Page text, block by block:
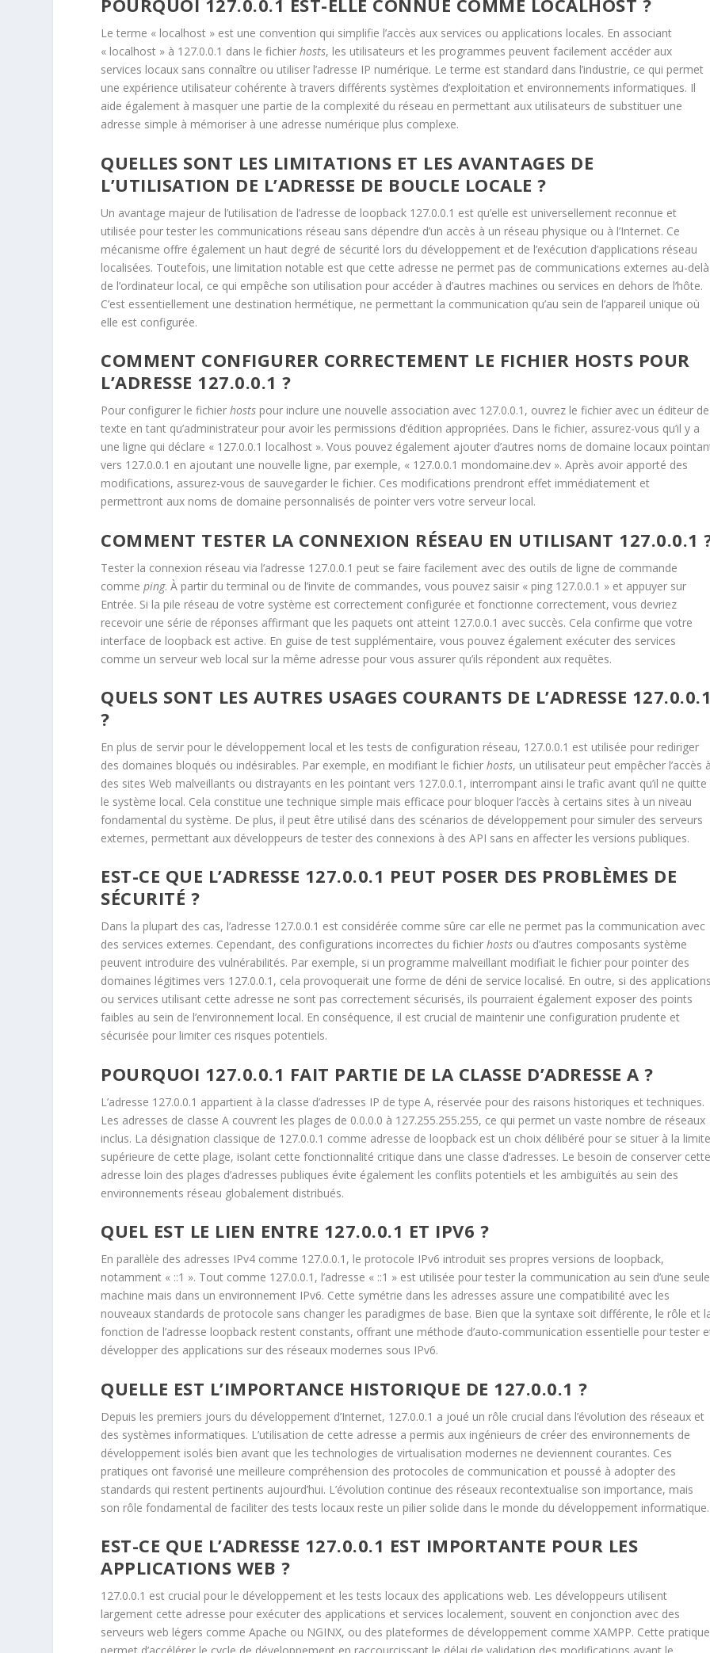
POURQUOI 127.0.0.1 EST-ELLE CONNUE COMME LOCALHOST ?
Le terme « localhost » est une convention qui simplifie l’accès aux services ou applications locales. En associant
« localhost » à 127.0.0.1 dans le fichierhosts, les utilisateurs et les programmes peuvent facilement accéder aux
services locaux sans connaître ou utiliser l’adresse IP numérique. Le terme est standard dans l’industrie, ce qui permet
une expérience utilisateur cohérente à travers différents systèmes d’exploitation et environnements informatiques. Il
aide également à masquer une partie de la complexité du réseau en permettant aux utilisateurs de substituer une
adresse simple à mémoriser à une adresse numérique plus complexe.
QUELLES SONT LES LIMITATIONS ET LES AVANTAGES DE
L’UTILISATION DE L’ADRESSE DE BOUCLE LOCALE ?
Un avantage majeur de l’utilisation de l’adresse de loopback 127.0.0.1 est qu’elle est universellement reconnue et
utilisée pour tester les communications réseau sans dépendre d’un accès à un réseau physique ou à l’Internet. Ce
mécanisme offre également un haut degré de sécurité lors du développement et de l’exécution d’applications réseau
localisées. Toutefois, une limitation notable est que cette adresse ne permet pas de communications externes au-delà
de l’ordinateur local, ce qui empêche son utilisation pour accéder à d’autres machines ou services en dehors de l’hôte.
C’est essentiellement une destination hermétique, ne permettant la communication qu’au sein de l’appareil unique où
elle est configurée.
COMMENT CONFIGURER CORRECTEMENT LE FICHIER HOSTS POUR
L’ADRESSE 127.0.0.1 ?
Pour configurer le fichierhosts pour inclure une nouvelle association avec 127.0.0.1, ouvrez le fichier avec un éditeur de
texte en tant qu’administrateur pour avoir les permissions d’édition appropriées. Dans le fichier, assurez-vous qu’il y a
une ligne qui déclare « 127.0.0.1 localhost ». Vous pouvez également ajouter d’autres noms de domaine locaux
vers 127.0.0.1 en ajoutant une nouvelle ligne, par exemple, « 127.0.0.1 mondomaine.dev ». Après avoir apporté des
modifications, assurez-vous de sauvegarder le fichier. Ces modifications prendront effet immédiatement et
permettront aux noms de domaine personnalisés de pointer vers votre serveur local.
COMMENT TESTER LA CONNEXION RÉSEAU EN UTILISANT 127.0.0.1
Tester la connexion réseau via l’adresse 127.0.0.1 peut se faire facilement avec des outils de ligne de commande
commeping. À partir du terminal ou de l’invite de commandes, vous pouvez saisir « ping 127.0.0.1 » et appuyer sur
Entrée. Si la pile réseau de votre système est correctement configurée et fonctionne correctement, vous devriez
recevoir une série de réponses affirmant que les paquets ont atteint 127.0.0.1 avec succès. Cela confirme que votre
interface de loopback est active. En guise de test supplémentaire, vous pouvez également exécuter des services
comme un serveur web local sur la même adresse pour vous assurer qu’ils répondent aux requêtes.
QUELS SONT LES AUTRES USAGES COURANTS DE L’ADRESSE
?
En plus de servir pour le développement local et les tests de configuration réseau, 127.0.0.1 est utilisée pour rediriger
des domaines bloqués ou indésirables. Par exemple, en modifiant le fichierhosts, un utilisateur peut empêcher l’accès
des sites Web malveillants ou distrayants en les pointant vers 127.0.0.1, interrompant ainsi le trafic avant qu’il ne quitte
le système local. Cela constitue une technique simple mais efficace pour bloquer l’accès à certains sites à un niveau
fondamental du système. De plus, il peut être utilisé dans des scénarios de développement pour simuler des serveurs
externes, permettant aux développeurs de tester des connexions à des API sans en affecter les versions publiques.
EST-CE QUE L’ADRESSE 127.0.0.1 PEUT POSER DES PROBLÈMES DE
SÉCURITÉ ?
Dans la plupart des cas, l’adresse 127.0.0.1 est considérée comme sûre car elle ne permet pas la communication avec
des services externes. Cependant, des configurations incorrectes du fichierhosts ou d’autres composants système
peuvent introduire des vulnérabilités. Par exemple, si un programme malveillant modifiait le fichier pour pointer des
domaines légitimes vers 127.0.0.1, cela provoquerait une forme de déni de service localisé. En outre, si des
ou services utilisant cette adresse ne sont pas correctement sécurisés, ils pourraient également exposer des points
faibles au sein de l’environnement local. En conséquence, il est crucial de maintenir une configuration prudente et
sécurisée pour limiter ces risques potentiels.
POURQUOI 127.0.0.1 FAIT PARTIE DE LA CLASSE D’ADRESSE A ?
L’adresse 127.0.0.1 appartient à la classe d’adresses IP de type A, réservée pour des raisons historiques et techniques.
Les adresses de classe A couvrent les plages de 0.0.0.0 à 127.255.255.255, ce qui permet un vaste nombre de réseaux
inclus. La désignation classique de 127.0.0.1 comme adresse de loopback est un choix délibéré pour se situer à la
supérieure de cette plage, isolant cette fonctionnalité critique dans une classe d’adresses. Le besoin de conserver
adresse loin des plages d’adresses publiques évite également les conflits potentiels et les ambiguïtés au sein des
environnements réseau globalement distribués.
QUEL EST LE LIEN ENTRE 127.0.0.1 ET IPV6 ?
En parallèle des adresses IPv4 comme 127.0.0.1, le protocole IPv6 introduit ses propres versions de loopback,
notamment « ::1 ». Tout comme 127.0.0.1, l’adresse « ::1 » est utilisée pour tester la communication au sein d’une seule
machine mais dans un environnement IPv6. Cette symétrie dans les adresses assure une compatibilité avec les
nouveaux standards de protocole sans changer les paradigmes de base. Bien que la syntaxe soit différente, le rôle et
fonction de l’adresse loopback restent constants, offrant une méthode d’auto-communication essentielle pour tester
développer des applications sur des réseaux modernes sous IPv6.
QUELLE EST L’IMPORTANCE HISTORIQUE DE 127.0.0.1 ?
Depuis les premiers jours du développement d’Internet, 127.0.0.1 a joué un rôle crucial dans l’évolution des réseaux et
des systèmes informatiques. L’utilisation de cette adresse a permis aux ingénieurs de créer des environnements de
développement isolés bien avant que les technologies de virtualisation modernes ne deviennent courantes. Ces
pratiques ont favorisé une meilleure compréhension des protocoles de communication et poussé à adopter des
standards qui restent pertinents aujourd’hui. L’évolution continue des réseaux recontextualise son importance, mais
son rôle fondamental de faciliter des tests locaux reste un pilier solide dans le monde du développement informatique.
EST-CE QUE L’ADRESSE 127.0.0.1 EST IMPORTANTE POUR LES
APPLICATIONS WEB ?
127.0.0.1 est crucial pour le développement et les tests locaux des applications web. Les développeurs utilisent
largement cette adresse pour exécuter des applications et services localement, souvent en conjonction avec des
serveurs web légers comme Apache ou NGINX, ou des plateformes de développement comme XAMPP. Cette pratique